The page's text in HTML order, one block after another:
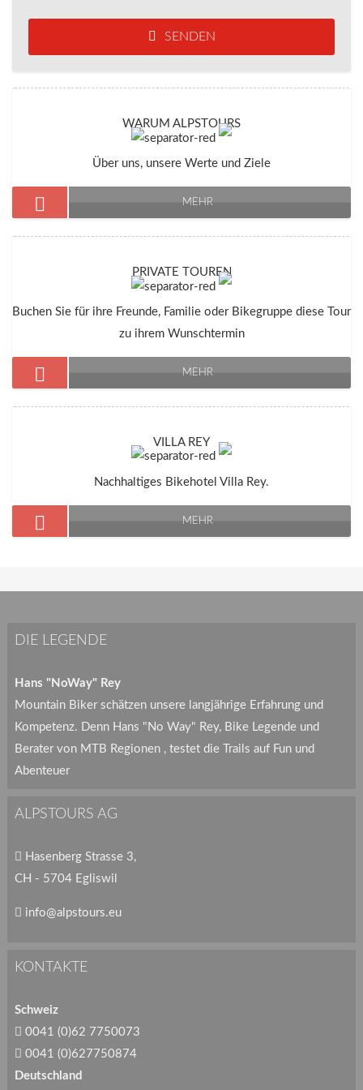
SENDEN
WARUM ALPSTOURS
Über uns, unsere Werte und Ziele
MEHR
PRIVATE TOUREN
Buchen Sie für ihre Freunde, Familie oder Bikegruppe diese Tour
zu ihrem Wunschtermin
MEHR
VILLA REY
Nachhaltiges Bikehotel Villa Rey.
MEHR
DIE LEGENDE
Hans "NoWay" Rey
Mountain Biker schätzen unsere langjährige Erfahrung und
Kompetenz. Denn Hans "No Way" Rey, Bike Legende und
Berater von MTB Regionen , testet die Trails auf Fun und
Abenteuer
ALPSTOURS AG
Hasenberg Strasse 3,
CH - 5704 Egliswil
info@alpstours.eu
KONTAKTE
Schweiz
0041 (0)62 7750073
0041 (0)627750874
Deutschland